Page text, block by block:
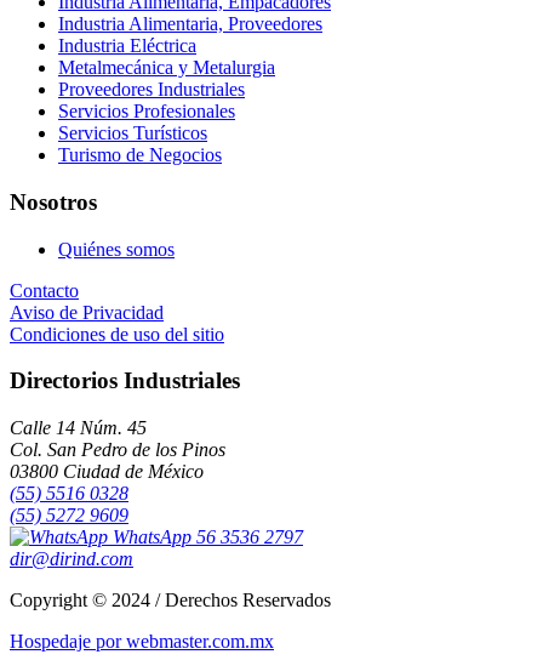
Industria Alimentaria, Proveedores
Industria Eléctrica
Metalmecánica y Metalurgia
Proveedores Industriales
Servicios Profesionales
Servicios Turísticos
Turismo de Negocios
Nosotros
Quiénes somos
Contacto
Aviso de Privacidad
Condiciones de uso del sitio
Directorios Industriales
Calle 14 Núm. 45
Col. San Pedro de los Pinos
03800 Ciudad de México
(55) 5516 0328
(55) 5272 9609
WhatsApp 56 3536 2797
dir@dirind.com
Copyright © 2024 / Derechos Reservados
Hospedaje por webmaster.com.mx